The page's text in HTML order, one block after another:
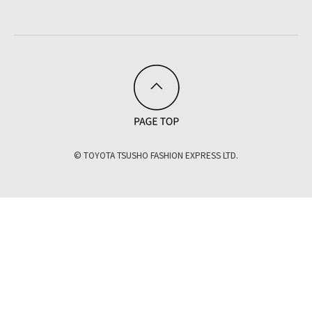
© TOYOTA TSUSHO FASHION EXPRESS LTD.